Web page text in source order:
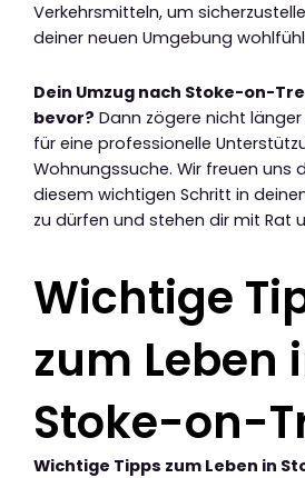
Verkehrsmitteln, um
deiner neuen Umgebung
Dein Umzug nach Stoke-on-
bevor? Dann zögere nicht
für eine professionelle
Wohnungssuche. Wir freuen uns
diesem wichtigen Schritt in
zu dürfen und stehen dir mit Rat
Wichtige
zum Leben
Stoke-on-
Wichtige Tipps zum Leben in